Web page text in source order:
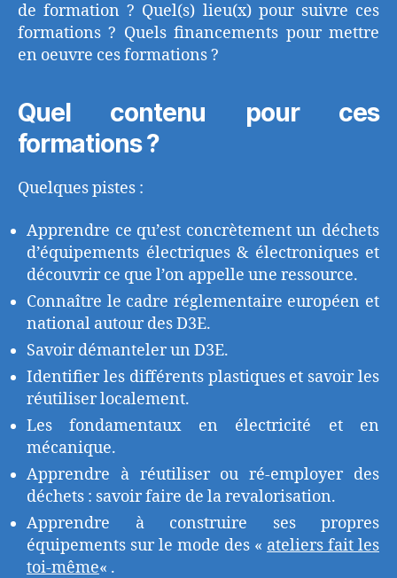
de formation ? Quel(s) lieu(x) pour suivre ces
formations ? Quels financements pour mettre
en oeuvre ces formations ?
Quel contenu pour ces
formations ?
Quelques pistes :
Apprendre ce qu’est concrètement un déchets
d’équipements électriques & électroniques et
découvrir ce que l’on appelle une ressource.
Connaître le cadre réglementaire européen et
national autour des D3E.
Savoir démanteler un D3E.
Identifier les différents plastiques et savoir les
réutiliser localement.
Les fondamentaux en électricité et en
mécanique.
Apprendre à réutiliser ou ré-employer des
déchets : savoir faire de la revalorisation.
Apprendre à construire ses propres
équipements sur le mode des « ateliers fait les
toi-même« .